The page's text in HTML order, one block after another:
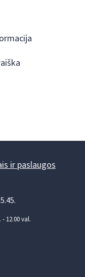
ir paslaugos
12.00 val.